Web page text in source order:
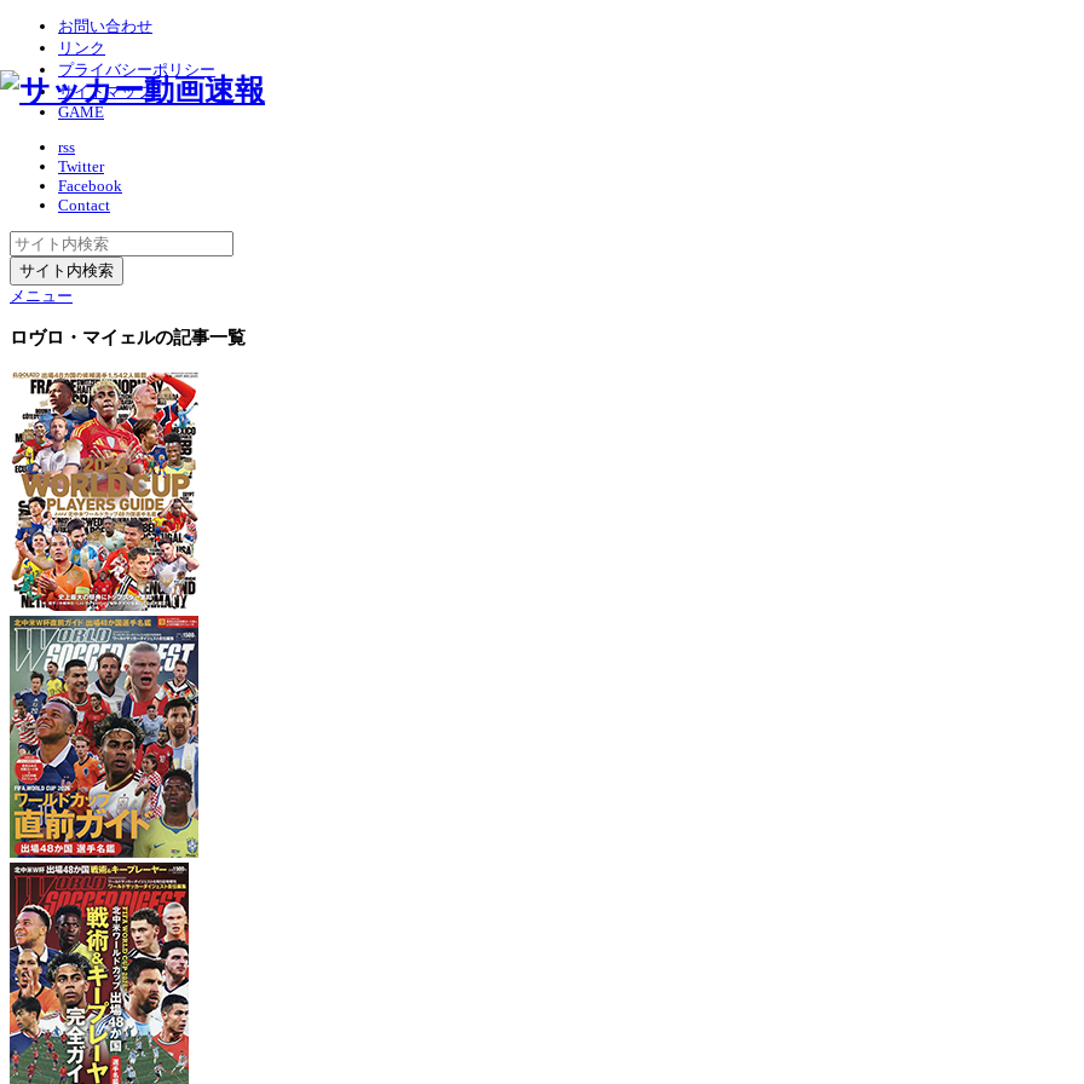
お問い合わせ
リンク
プライバシーポリシー
サイトマップ
GAME
rss
Twitter
Facebook
Contact
メニュー
ロヴロ・マイェルの記事一覧